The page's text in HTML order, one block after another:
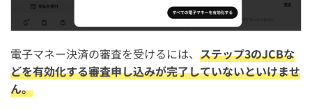
電子マネー決済の審査を受けるには、 ステップ3のJCBな
どを有効化する審査申し込みが完了していないといけませ
ん。